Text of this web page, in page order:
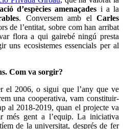
d’espècies amenaçades i a la
. Conversem amb el Carles
de l’entitat, sobre com han arribat
flora a qui gairebé ningú presta
uns ecosistemes essencials per al
Com va sorgir?
el 2006, o sigui que l’any que ve
una cooperativa, vam constituir-
al 2018-2019, quan el projecte va
més gent a l’equip. La iniciativa
de la universitat, després de fer